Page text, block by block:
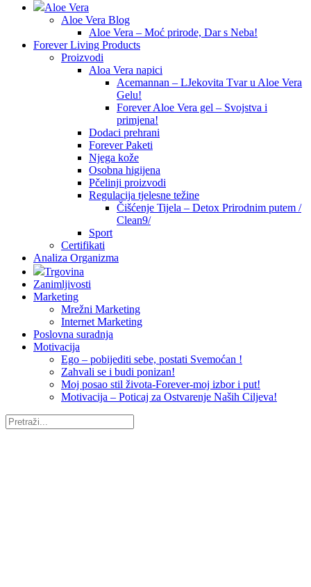
Aloe Vera
Aloe Vera Blog
Aloe Vera – Moć prirode, Dar s Neba!
Forever Living Products
Proizvodi
Aloa Vera napici
Acemannan – LJekovita Tvar u Aloe Vera
Gelu!
Forever Aloe Vera gel – Svojstva i
primjena!
Dodaci prehrani
Forever Paketi
Njega kože
Osobna higijena
Pčelinji proizvodi
Regulacija tjelesne težine
Čišćenje Tijela – Detox Prirodnim putem /
Clean9/
Sport
Certifikati
Analiza Organizma
Trgovina
Zanimljivosti
Marketing
Mrežni Marketing
Internet Marketing
Poslovna suradnja
Motivacija
Ego – pobijediti sebe, postati Svemoćan !
Zahvali se i budi ponizan!
Moj posao stil života-Forever-moj izbor i put!
Motivacija – Poticaj za Ostvarenje Naših Ciljeva!